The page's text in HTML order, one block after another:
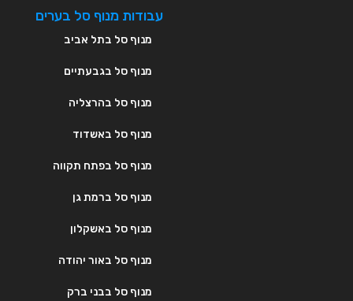
עבודות מנוף סל בערים
מנוף סל בתל אביב
מנוף סל בגבעתיים
מנוף סל בהרצליה
מנוף סל באשדוד
מנוף סל בפתח תקווה
מנוף סל ברמת גן
מנוף סל באשקלון
מנוף סל באור יהודה
מנוף סל בבני ברק